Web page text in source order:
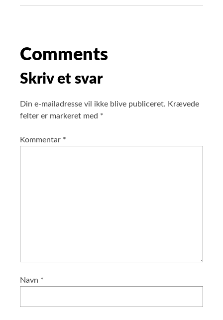
Comments
Skriv et svar
Din e-mailadresse vil ikke blive publiceret. Krævede
felter er markeret med *
Kommentar *
Navn *